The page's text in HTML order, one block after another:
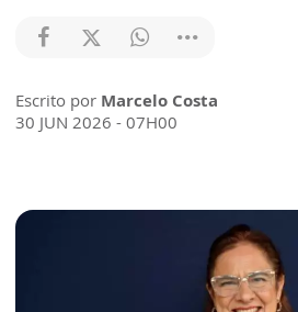
Escrito por Marcelo Costa
30 JUN 2026 - 07H00